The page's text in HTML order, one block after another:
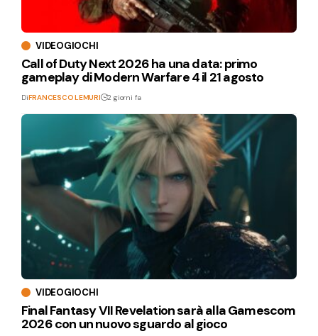
VIDEOGIOCHI
Call of Duty Next 2026 ha una data: primo
gameplay di Modern Warfare 4 il 21 agosto
DiFRANCESCO LEMURI 2 giorni fa
VIDEOGIOCHI
Final Fantasy VII Revelation sarà alla Gamescom
2026 con un nuovo sguardo al gioco